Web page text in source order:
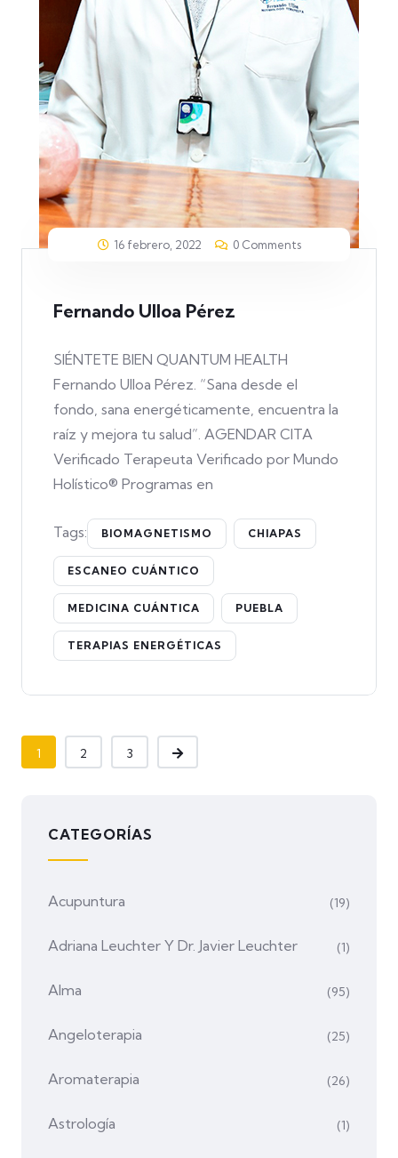
16 febrero, 2022 0 Comments
Fernando Ulloa Pérez
SIÉNTETE BIEN QUANTUM HEALTH
Fernando Ulloa Pérez. “Sana desde el
fondo, sana energéticamente, encuentra la
raíz y mejora tu salud”. AGENDAR CITA
Verificado Terapeuta Verificado por Mundo
Holístico® Programas en
Tags: BIOMAGNETISMO CHIAPAS
ESCANEO CUÁNTICO
MEDICINA CUÁNTICA PUEBLA
TERAPIAS ENERGÉTICAS
1 2 3
CATEGORÍAS
Acupuntura (19)
Adriana Leuchter Y Dr. Javier Leuchter (1)
Alma (95)
Angeloterapia (25)
Aromaterapia (26)
Astrología (1)